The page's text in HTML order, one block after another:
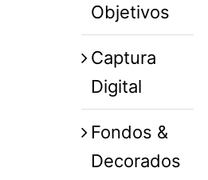
Objetivos
Captura
Digital
Fondos &
Decorados